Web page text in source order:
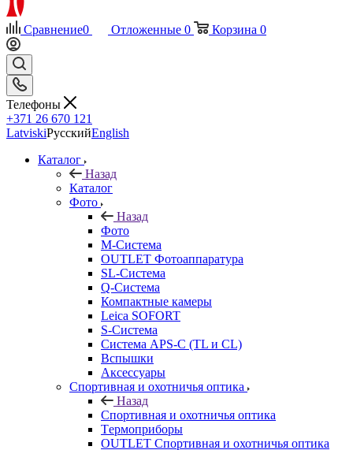
Сравнение0 Отложенные 0 Корзина 0
Телефоны
+371 26 670 121
LatviskiРусскийEnglish
Каталог
Назад
Каталог
Фото
Назад
Фото
M-Система
OUTLET Фотоаппаратура
SL-Система
Q-Cистема
Компактные камеры
Leica SOFORT
S-Система
Система APS-C (TL и CL)
Вспышки
Аксессуары
Спортивная и охотничья оптика
Назад
Спортивная и охотничья оптика
Tермоприборы
OUTLET Спортивная и охотничья оптика